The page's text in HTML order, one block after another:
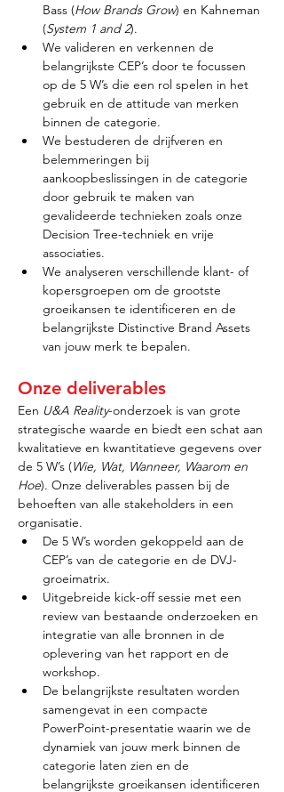
Bass (How Brands Grow) en Kahneman
(System 1 and 2).
We valideren en verkennen de
belangrijkste CEP’s door te focussen
op de 5 W’s die een rol spelen in het
gebruik en de attitude van merken
binnen de categorie.
We bestuderen de drijfveren en
belemmeringen bij
aankoopbeslissingen in de categorie
door gebruik te maken van
gevalideerde technieken zoals onze
Decision Tree-techniek en vrije
associaties.
We analyseren verschillende klant- of
kopersgroepen om de grootste
groeikansen te identificeren en de
belangrijkste Distinctive Brand Assets
van jouw merk te bepalen.
Onze deliverables
Een U&A Reality-onderzoek is van grote
strategische waarde en biedt een schat aan
kwalitatieve en kwantitatieve gegevens over
de 5 W’s (Wie, Wat, Wanneer, Waarom en
Hoe). Onze deliverables passen bij de
behoeften van alle stakeholders in een
organisatie.
De 5 W’s worden gekoppeld aan de
CEP’s van de categorie en de DVJ-
groeimatrix.
Uitgebreide kick-off sessie met een
review van bestaande onderzoeken en
integratie van alle bronnen in de
oplevering van het rapport en de
workshop.
De belangrijkste resultaten worden
samengevat in een compacte
PowerPoint-presentatie waarin we de
dynamiek van jouw merk binnen de
categorie laten zien en de
belangrijkste groeikansen identificeren